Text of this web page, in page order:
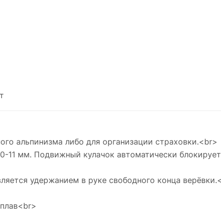
альпинизма либо для организации страховки.<br>
мм. Подвижный кулачок автоматически
удержанием в руке свободного конца